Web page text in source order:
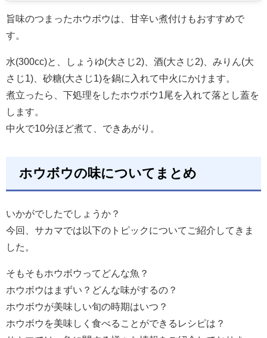
旨味のつまったホウボウは、甘辛い煮付けもおすすめで
す。
水(300cc)と、しょうゆ(大さじ2)、酒(大さじ2)、みりん(大
さじ1)、砂糖(大さじ1)を鍋に入れて中火にかけます。
煮立ったら、下処理をしたホウボウ1尾を入れて落とし蓋を
します。
中火で10分ほど煮て、できあがり。
ホウボウの味についてまとめ
いかがでしたでしょうか？
今回、サカマでは以下のトピックについてご紹介してきま
した。
そもそもホウボウってどんな魚？
ホウボウはまずい？どんな味がするの？
ホウボウが美味しい旬の時期はいつ？
ホウボウを美味しく食べることができるレシピは？